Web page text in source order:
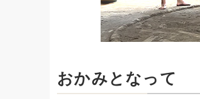
おかみとなって